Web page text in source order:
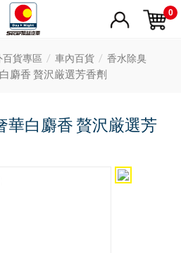
0
貨專區 車內百貨 香水除臭
麝香 贅沢厳選芳香劑
華白麝香 贅沢厳選芳